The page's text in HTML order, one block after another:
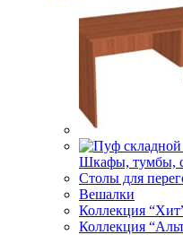
Шкафы, тумбы,
Столы для
Вешалки
Коллекция
Коллекция